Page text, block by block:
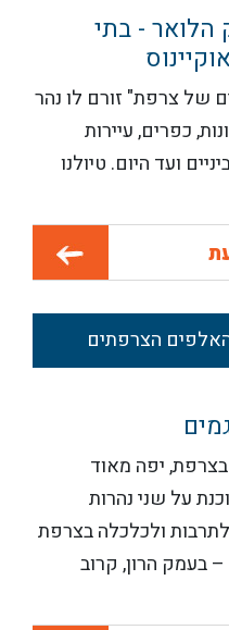
הלואר - בתי
של צרפת" זורם לו נהר
כפרים, עיירות
ועד היום. טיולנו
הצרפתים
בצרפת, יפה מאוד
על שני נהרות
לתרבות ולכלכלה בצרפת
בעמק הרון, קרוב